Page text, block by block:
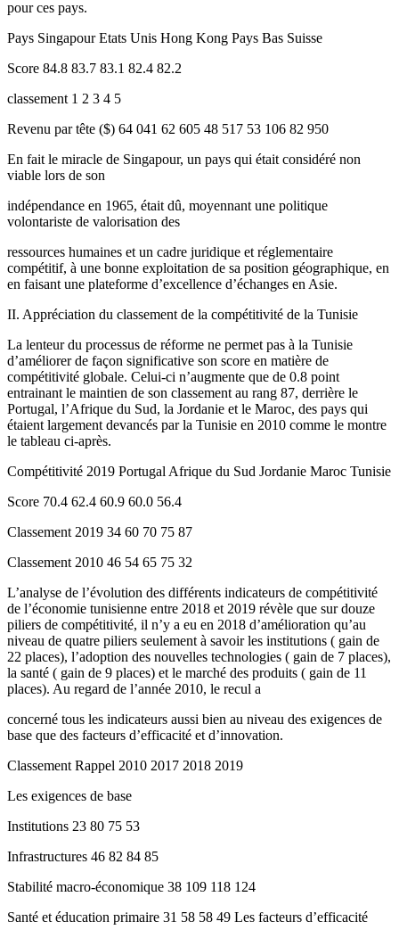
pour ces pays.
Pays Singapour Etats Unis Hong Kong Pays Bas Suisse
Score 84.8 83.7 83.1 82.4 82.2
classement 1 2 3 4 5
Revenu par tête ($) 64 041 62 605 48 517 53 106 82 950
En fait le miracle de Singapour, un pays qui était considéré non
viable lors de son
indépendance en 1965, était dû, moyennant une politique
volontariste de valorisation des
ressources humaines et un cadre juridique et réglementaire
compétitif, à une bonne exploitation de sa position géographique, en
en faisant une plateforme d’excellence d’échanges en Asie.
II. Appréciation du classement de la compétitivité de la Tunisie
La lenteur du processus de réforme ne permet pas à la Tunisie
d’améliorer de façon significative son score en matière de
compétitivité globale. Celui-ci n’augmente que de 0.8 point
entrainant le maintien de son classement au rang 87, derrière le
Portugal, l’Afrique du Sud, la Jordanie et le Maroc, des pays qui
étaient largement devancés par la Tunisie en 2010 comme le montre
le tableau ci-après.
Compétitivité 2019 Portugal Afrique du Sud Jordanie Maroc Tunisie
Score 70.4 62.4 60.9 60.0 56.4
Classement 2019 34 60 70 75 87
Classement 2010 46 54 65 75 32
L’analyse de l’évolution des différents indicateurs de compétitivité
de l’économie tunisienne entre 2018 et 2019 révèle que sur douze
piliers de compétitivité, il n’y a eu en 2018 d’amélioration qu’au
niveau de quatre piliers seulement à savoir les institutions ( gain de
22 places), l’adoption des nouvelles technologies ( gain de 7 places),
la santé ( gain de 9 places) et le marché des produits ( gain de 11
places). Au regard de l’année 2010, le recul a
concerné tous les indicateurs aussi bien au niveau des exigences de
base que des facteurs d’efficacité et d’innovation.
Classement Rappel 2010 2017 2018 2019
Les exigences de base
Institutions 23 80 75 53
Infrastructures 46 82 84 85
Stabilité macro-économique 38 109 118 124
Santé et éducation primaire 31 58 58 49 Les facteurs d’efficacité